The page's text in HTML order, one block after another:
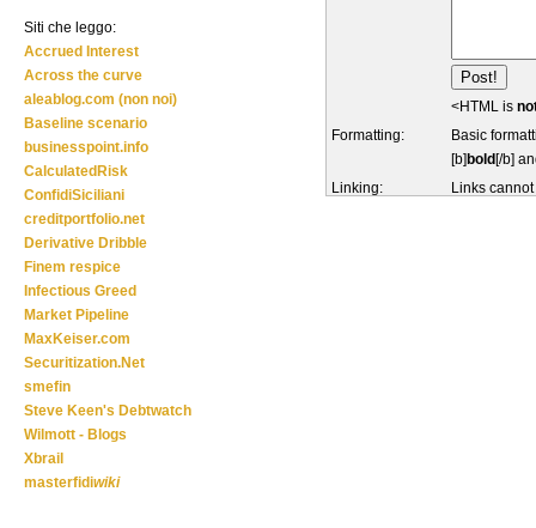
<HTML is
Formatting:
Basic
[b] bold [/b]
Linking:
Links
Siti che leggo:
Accrued Interest
Across the curve
aleablog.com (non noi)
Baseline scenario
businesspoint.info
CalculatedRisk
ConfidiSiciliani
creditportfolio.net
Derivative Dribble
Finem respice
Infectious Greed
Market Pipeline
MaxKeiser.com
Securitization.Net
smefin
Steve Keen's Debtwatch
Wilmott - Blogs
Xbrail
masterfidiwiki